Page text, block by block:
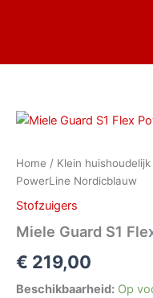
inhoud
Home / Klein huishoudelijk
PowerLine Nordicblauw
Stofzuigers
Miele Guard S1
€ 219,00
Beschikbaarheid: Op
Miele
Flex
PowerLine
Nordicblauw
aantal